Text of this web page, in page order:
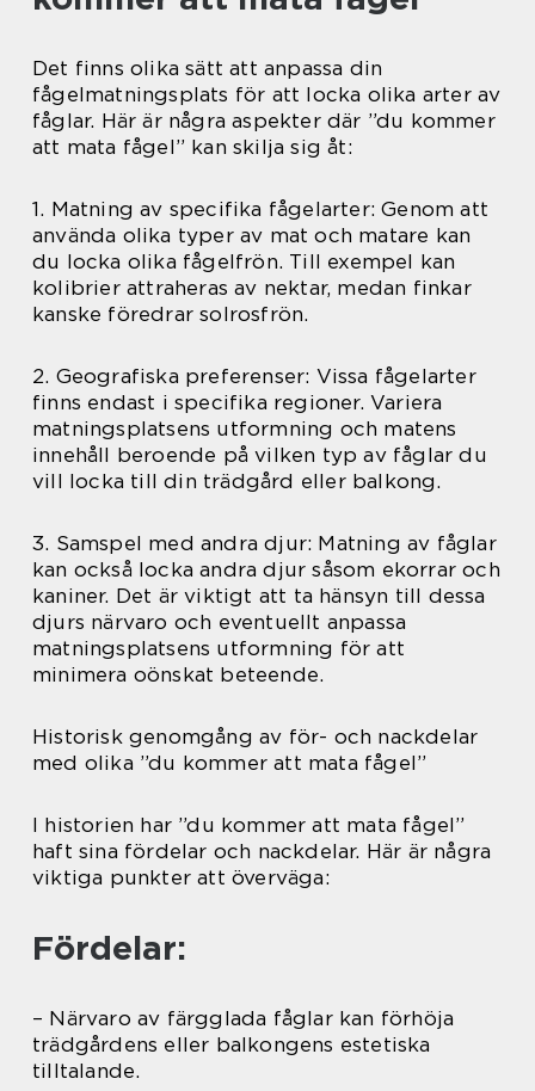
Det finns olika sätt att anpassa din
fågelmatningsplats för att locka olika arter av
fåglar. Här är några aspekter där ”du kommer
att mata fågel” kan skilja sig åt:
1. Matning av specifika fågelarter: Genom att
använda olika typer av mat och matare kan
du locka olika fågelfrön. Till exempel kan
kolibrier attraheras av nektar, medan finkar
kanske föredrar solrosfrön.
2. Geografiska preferenser: Vissa fågelarter
finns endast i specifika regioner. Variera
matningsplatsens utformning och matens
innehåll beroende på vilken typ av fåglar du
vill locka till din trädgård eller balkong.
3. Samspel med andra djur: Matning av fåglar
kan också locka andra djur såsom ekorrar och
kaniner. Det är viktigt att ta hänsyn till dessa
djurs närvaro och eventuellt anpassa
matningsplatsens utformning för att
minimera oönskat beteende.
Historisk genomgång av för- och nackdelar
med olika ”du kommer att mata fågel”
I historien har ”du kommer att mata fågel”
haft sina fördelar och nackdelar. Här är några
viktiga punkter att överväga:
Fördelar:
– Närvaro av färgglada fåglar kan förhöja
trädgårdens eller balkongens estetiska
tilltalande.